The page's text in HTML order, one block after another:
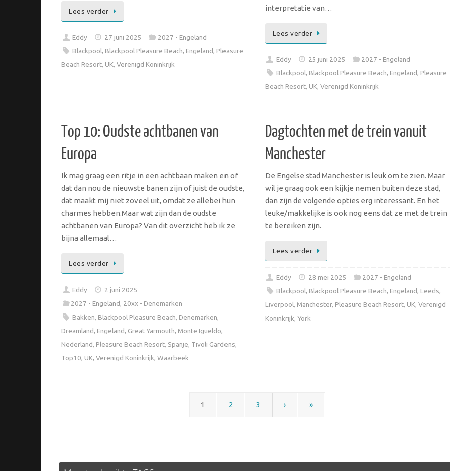
Lees verder
Eddy 27 juni 2025
2027 - Engeland
Blackpool,Blackpool Pleasure Beach,Engeland,Pleasure
Beach Resort, UK, Verenigd Koninkrijk
interpretatie van…
Lees verder
Eddy 25 juni 2025
2027 - Engeland
Blackpool, Blackpool Pleasure Beach, Engeland, Pleasure
Beach Resort, UK, Verenigd Koninkrijk
Top 10: Oudste achtbanen van
Europa
Ik mag graag een ritje in een achtbaan maken en of
dat dan nou de nieuwste banen zijn of juist de oudste,
dat maakt mij niet zoveel uit, omdat ze allebei hun
charmes hebben.Maar wat zijn dan de oudste
achtbanen van Europa? Van dit overzicht heb ik ze
bijna allemaal…
Lees verder
Eddy
2 juni 2025
2027 - Engeland, 20xx - Denemarken
Bakken,Blackpool Pleasure Beach,Denemarken,
Dreamland, Engeland, Great Yarmouth, Monte Igueldo,
Nederland, Pleasure Beach Resort, Spanje, Tivoli Gardens,
Top10, UK, Verenigd Koninkrijk, Waarbeek
Dagtochten met de trein vanuit
Manchester
De Engelse stad Manchester is leuk om te zien. Maar
wil je graag ook een kijkje nemen buiten deze stad,
dan zijn de volgende opties erg interessant. En het
leuke/makkelijke is ook nog eens dat ze met de trein
te bereiken zijn.
Lees verder
Eddy 28 mei 2025
2027 - Engeland
Blackpool, Blackpool Pleasure Beach, Engeland, Leeds,
Liverpool, Manchester, Pleasure Beach Resort, UK, Verenigd
Koninkrijk, York
1 2 3 › »